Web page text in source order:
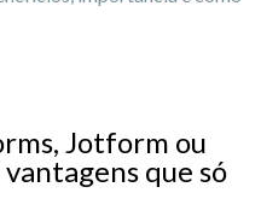
Jotform ou
que só